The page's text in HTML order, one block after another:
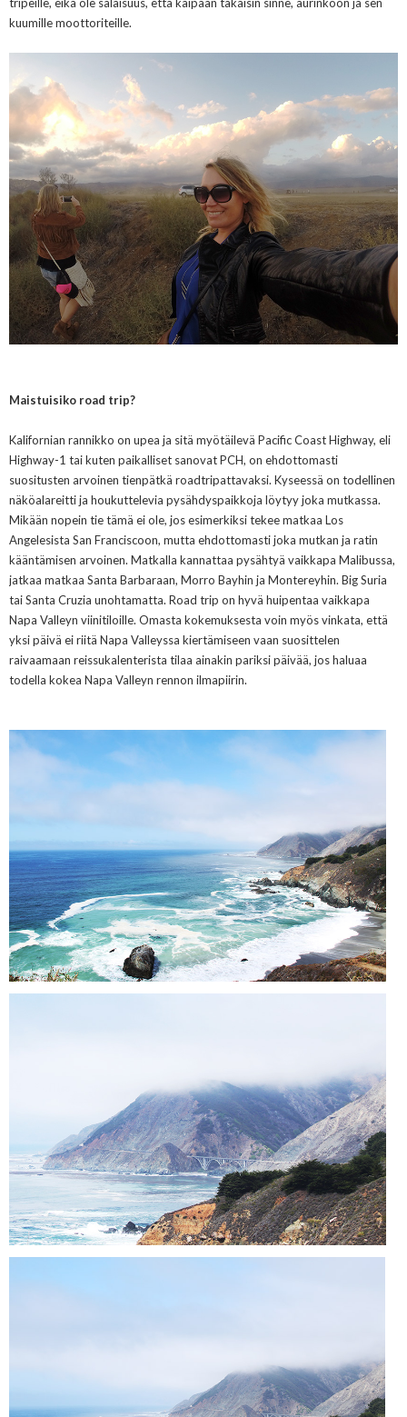
tripeille, eikä ole salaisuus, että kaipaan takaisin sinne, aurinkoon ja sen
kuumille moottoriteille.
Maistuisiko road trip?
Kalifornian rannikko on upea ja sitä myötäilevä Pacific Coast Highway, eli
Highway-1 tai kuten paikalliset sanovat PCH, on ehdottomasti
suositusten arvoinen tienpätkä roadtripattavaksi. Kyseessä on todellinen
näköalareitti ja houkuttelevia pysähdyspaikkoja löytyy joka mutkassa.
Mikään nopein tie tämä ei ole, jos esimerkiksi tekee matkaa Los
Angelesista San Franciscoon, mutta ehdottomasti joka mutkan ja ratin
kääntämisen arvoinen. Matkalla kannattaa pysähtyä vaikkapa Malibussa,
jatkaa matkaa Santa Barbaraan, Morro Bayhin ja Montereyhin. Big Suria
tai Santa Cruzia unohtamatta. Road trip on hyvä huipentaa vaikkapa
Napa Valleyn viinitiloille. Omasta kokemuksesta voin myös vinkata, että
yksi päivä ei riitä Napa Valleyssa kiertämiseen vaan suosittelen
raivaamaan reissukalenterista tilaa ainakin pariksi päivää, jos haluaa
todella kokea Napa Valleyn rennon ilmapiirin.